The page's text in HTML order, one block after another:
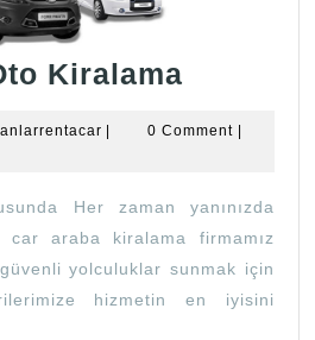
Kiralama
canlarrentacar
0 Comment
Her zaman yanınızda
araba kiralama firmamız
yolculuklar sunmak için
hizmetin en iyisini